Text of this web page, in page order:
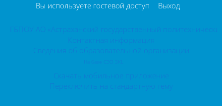
Вы используете гостевой доступ Выход
ГБПОУ АО «Астраханский государственный
Контактная информация
Сведения об образовательной организации
Скачать мобильное приложение
Переключить на стандартную тему